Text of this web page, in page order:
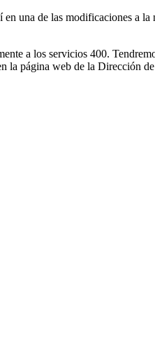
una de las modificaciones a la
a los servicios 400.
la página web de la Dirección